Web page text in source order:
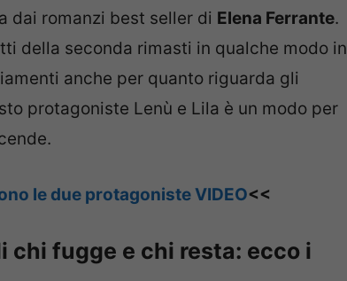
dai romanzi best seller di Elena Ferrante.
della seconda rimasti in qualche modo in
anche per quanto riguarda gli
protagoniste Lenù e Lila è un modo per
le due protagoniste VIDEO<<
chi fugge e chi resta: ecco i